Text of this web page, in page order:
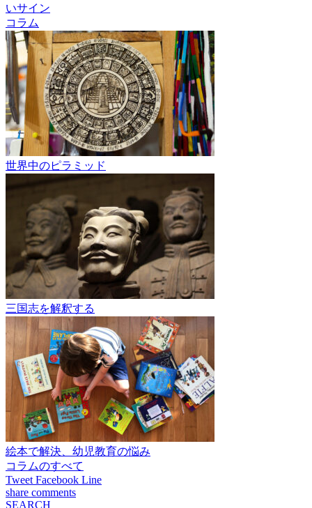
いサイン
コラム
世界中のピラミッド
三国志を解釈する
絵本で解決、幼児教育の悩み
コラムのすべて
Tweet Facebook Line
share comments
SEARCH